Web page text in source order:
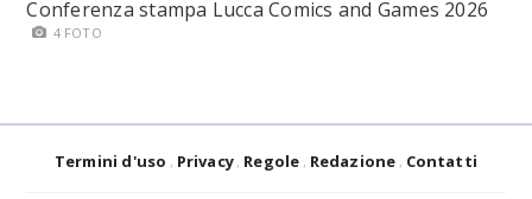
Conferenza stampa Lucca Comics and Games 2026
4 FOTO
Termini d'uso Privacy Regole Redazione Contatti